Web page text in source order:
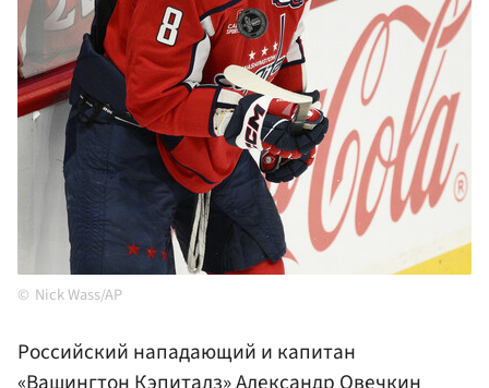
Nick Wass/AP
Российский нападающий и капитан